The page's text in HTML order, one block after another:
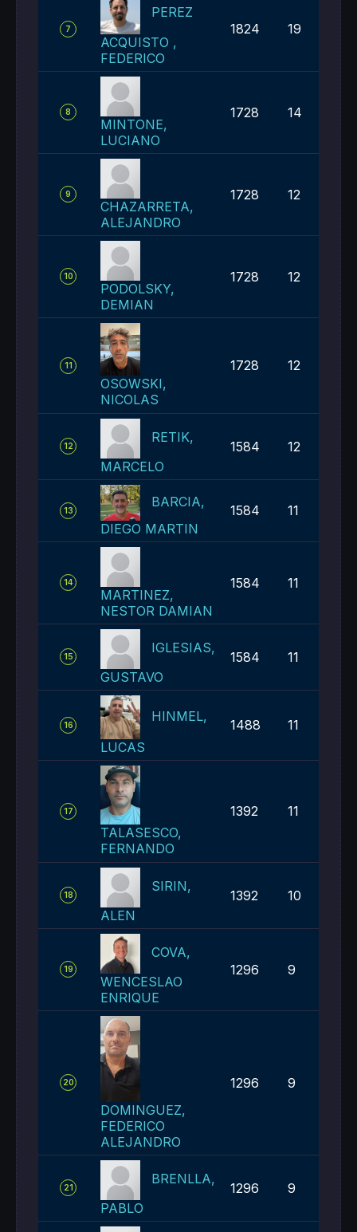
7
PEREZ
ACQUISTO ,
FEDERICO
1824 19
8
MINTONE,
LUCIANO
1728 14
9
CHAZARRETA,
ALEJANDRO
1728 12
10
PODOLSKY,
DEMIAN
1728 12
11
OSOWSKI,
NICOLAS
1728 12
12
RETIK,
MARCELO
1584 12
13
BARCIA,
DIEGO MARTIN
1584 11
14
MARTINEZ,
NESTOR DAMIAN
1584 11
15
IGLESIAS,
GUSTAVO
1584 11
16
HINMEL,
LUCAS
1488 11
17
TALASESCO,
FERNANDO
1392 11
18
SIRIN,
ALEN
1392 10
19
COVA,
WENCESLAO
ENRIQUE
1296 9
20
DOMINGUEZ,
FEDERICO
ALEJANDRO
1296 9
21
BRENLLA,
PABLO
1296 9